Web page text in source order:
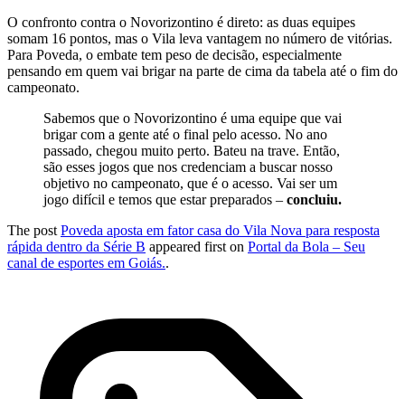
O confronto contra o Novorizontino é direto: as duas equipes
somam 16 pontos, mas o Vila leva vantagem no número de vitórias.
Para Poveda, o embate tem peso de decisão, especialmente
pensando em quem vai brigar na parte de cima da tabela até o fim do
campeonato.
Sabemos que o Novorizontino é uma equipe que vai
brigar com a gente até o final pelo acesso. No ano
passado, chegou muito perto. Bateu na trave. Então,
são esses jogos que nos credenciam a buscar nosso
objetivo no campeonato, que é o acesso. Vai ser um
jogo difícil e temos que estar preparados – concluiu.
The post Poveda aposta em fator casa do Vila Nova para resposta
rápida dentro da Série B appeared first on Portal da Bola – Seu
canal de esportes em Goiás..